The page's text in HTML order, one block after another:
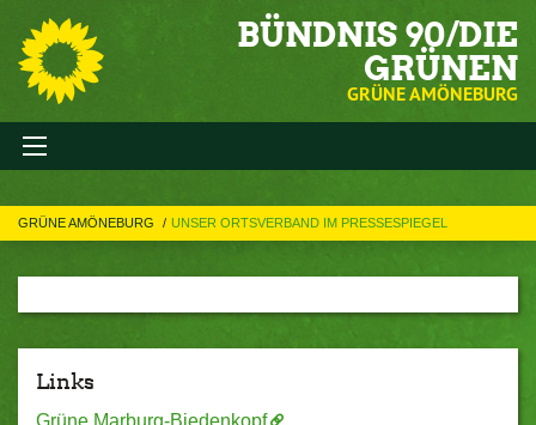
BÜNDNIS 90/DIE
GRÜNEN
GRÜNE AMÖNEBURG
GRÜNE AMÖNEBURG UNSER ORTSVERBAND IM PRESSESPIEGEL
Links
Grüne Marburg-Biedenkopf